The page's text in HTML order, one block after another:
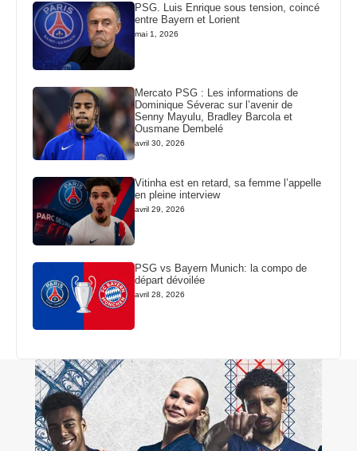
PSG. Luis Enrique sous tension, coincé
entre Bayern et Lorient
mai 1, 2026
Mercato PSG : Les informations de
Dominique Séverac sur l’avenir de
Senny Mayulu, Bradley Barcola et
Ousmane Dembelé
avril 30, 2026
Vitinha est en retard, sa femme l’appelle
en pleine interview
avril 29, 2026
PSG vs Bayern Munich: la compo de
départ dévoilée
avril 28, 2026